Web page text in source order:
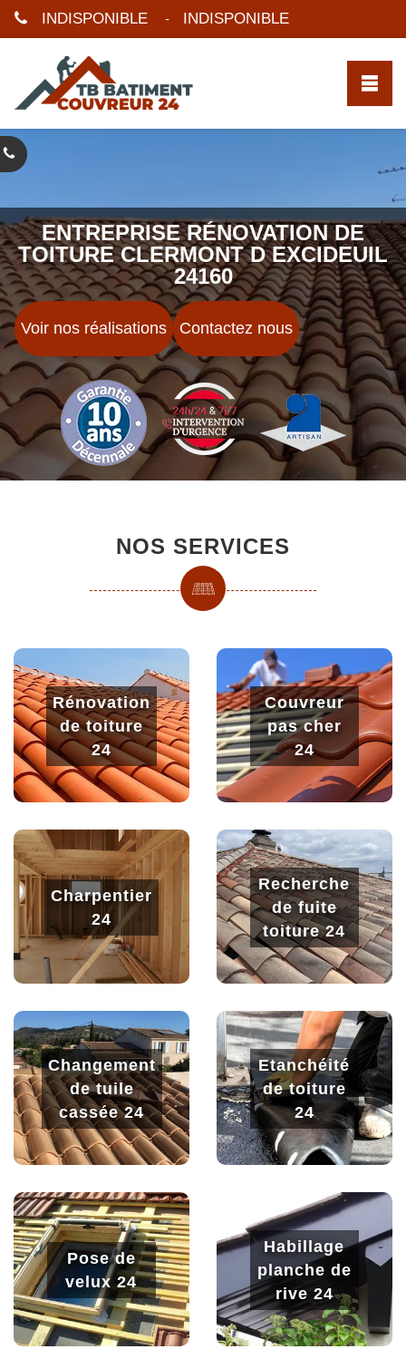
INDISPONIBLE - INDISPONIBLE
ENTREPRISE RÉNOVATION DE
TOITURE CLERMONT D EXCIDEUIL
24160
Voir nos réalisations Contactez nous
NOS SERVICES
Rénovation
de toiture
24
Couvreur
pas cher
24
Charpentier
24
Recherche
de fuite
toiture 24
Changement
de tuile
cassée 24
Etanchéité
de toiture
24
Pose de
velux 24
Habillage
planche de
rive 24